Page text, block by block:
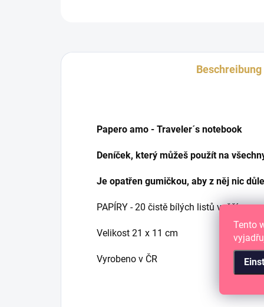
Tento
Beschreibung
Papero amo - Traveler´s notebook
Deníček, který můžeš použít na
Je opatřen gumičkou, aby z něj nic
PAPÍRY - 20 čistě bílých listů vyšší
Velikost 21 x 11 cm
Vyrobeno v ČR